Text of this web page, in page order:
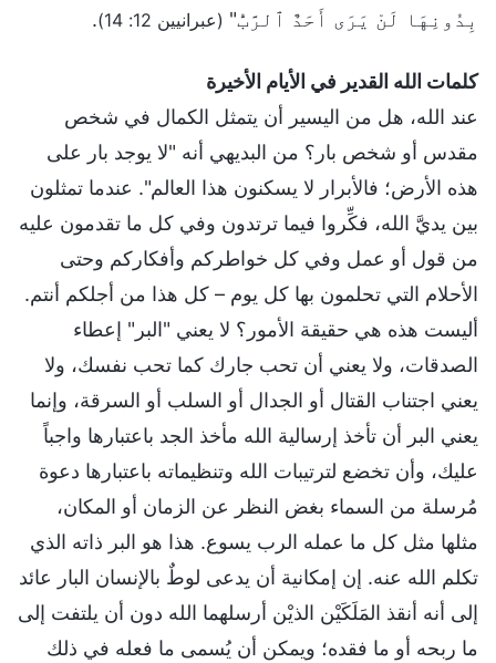
بِدُونِهَا لَنْ يَرَى أَحَدٌ ٱلرَّبُّ" (عبرانيين 12: 14) .
كلمات الله القدير في الأيام الأخيرة
عند الله، هل من اليسير أن يتمثل الكمال في شخص
مقدس أو شخص بار؟ من البديهي أنه "لا يوجد بار على
هذه الأرض؛ فالأبرار لا يسكنون هذا العالم". عندما تمثلون
بين يديَّ الله، فكِّروا فيما ترتدون وفي كل ما تقدمون عليه
من قول أو عمل وفي كل خواطركم وأفكاركم وحتى
الأحلام التي تحلمون بها كل يوم – كل هذا من أجلكم أنتم.
أليست هذه هي حقيقة الأمور؟ لا يعني "البر" إعطاء
الصدقات، ولا يعني أن تحب جارك كما تحب نفسك، ولا
يعني اجتناب القتال أو الجدال أو السلب أو السرقة، وإنما
يعني البر أن تأخذ إرسالية الله مأخذ الجد باعتبارها واجباً
عليك، وأن تخضع لترتيبات الله وتنظيماته باعتبارها دعوة
مُرسلة من السماء بغض النظر عن الزمان أو المكان،
مثلها مثل كل ما عمله الرب يسوع. هذا هو البر ذاته الذي
تكلم الله عنه. إن إمكانية أن يدعى لوطٌ بالإنسان البار عائد
إلى أنه أنقذ المَلَكَيْن الذيْن أرسلهما الله دون أن يلتفت إلى
ما ربحه أو ما فقده؛ ويمكن أن يُسمى ما فعله في ذلك